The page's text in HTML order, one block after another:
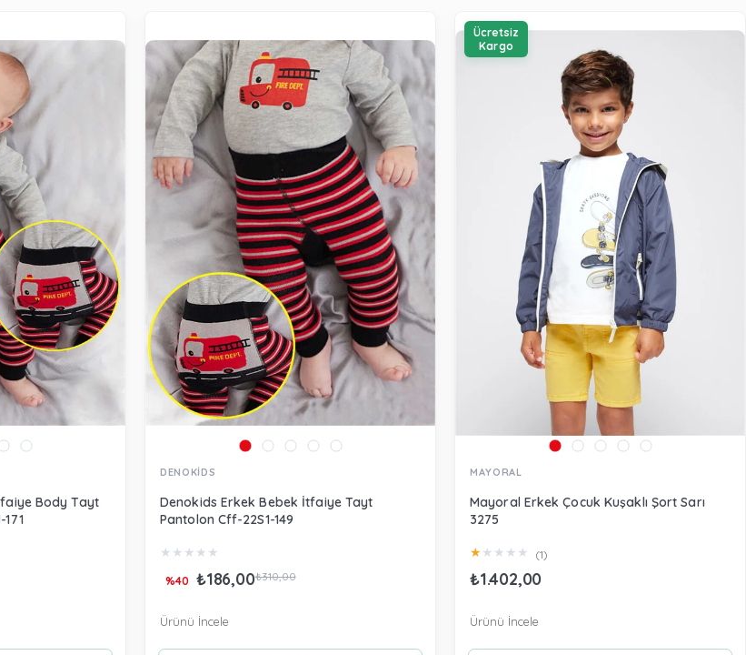
Body Tayt
DENOKİDS
Denokids Erkek Bebek İtfaiye Tayt
Pantolon Cff-22S1-149
★ ★ ★ ★ ★
₺186,00₺310,00
%40
Ürünü İncele
MAYORAL
Mayoral Erkek Çocuk Kuşaklı Şort Sarı
3275
★★ ★ ★ ★ (1)
₺1.402,00
Ürünü İncele
Ücretsiz
Kargo